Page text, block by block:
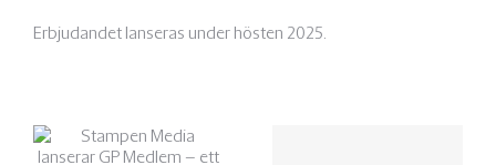
Erbjudandet lanseras under hösten 2025.